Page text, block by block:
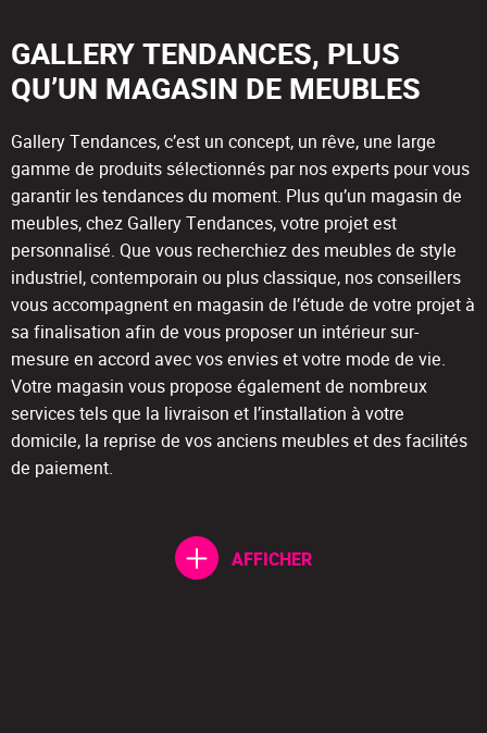
GALLERY TENDANCES, PLUS
QU’UN MAGASIN DE MEUBLES
Gallery Tendances, c’est un concept, un rêve, une large
gamme de produits sélectionnés par nos experts pour vous
garantir les tendances du moment. Plus qu’un magasin de
meubles, chez Gallery Tendances, votre projet est
personnalisé. Que vous recherchiez des meubles de style
industriel, contemporain ou plus classique, nos conseillers
vous accompagnent en magasin de l’étude de votre projet à
sa finalisation afin de vous proposer un intérieur sur-
mesure en accord avec vos envies et votre mode de vie.
Votre magasin vous propose également de nombreux
services tels que la livraison et l’installation à votre
domicile, la reprise de vos anciens meubles et des facilités
de paiement.
AFFICHER